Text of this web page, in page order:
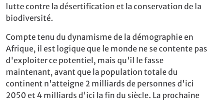
lutte contre la désertification et la conservation de la
biodiversité.
Compte tenu du dynamisme de la démographie en
Afrique, il est logique que le monde ne se contente pas
d'exploiter ce potentiel, mais qu'il le fasse
maintenant, avant que la population totale du
continent n'atteigne 2 milliards de personnes d'ici
2050 et 4 milliards d'ici la fin du siècle. La prochaine